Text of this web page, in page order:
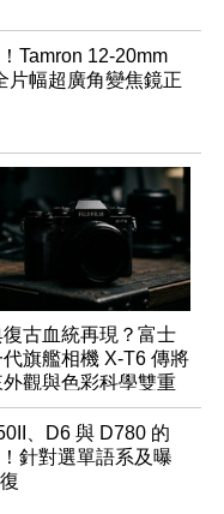
Tamron 12-20mm
片幅超廣角變焦鏡正
古血統再現？富士
旗艦相機 X-T6 傳將
觀與色彩科學雙重
、D6 與 D780 的
針對選單語系及曝